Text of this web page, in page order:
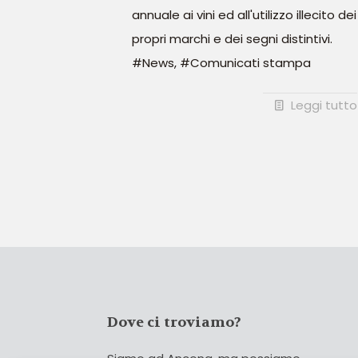
annuale ai vini ed all'utilizzo illecito dei
propri marchi e dei segni distintivi.
#News, #Comunicati stampa
Leggi tutto
Dove ci troviamo?